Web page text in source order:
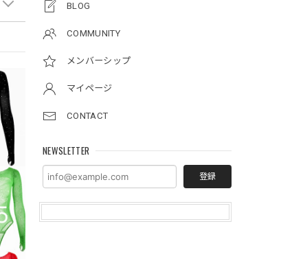
BLOG
COMMUNITY
メンバーシップ
マイページ
CONTACT
NEWSLETTER
登録